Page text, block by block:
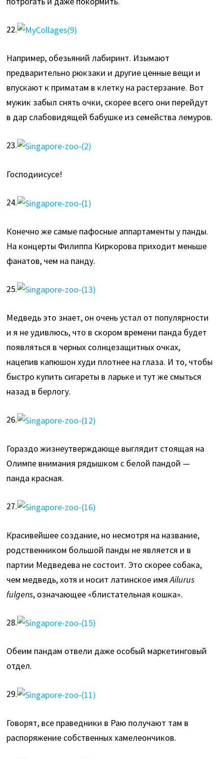
22.
Например, обезьяний лабиринт. Изымают
предварительно рюкзаки и другие ценные вещи и
впускают к приматам в клетку на растерзание. Вот
мужик забыл снять очки, скорее всего они перейдут
в дар слабовидящей бабушке из семейства лемуров.
23.
Господиисусе!
24.
Конечно же самые пафосные аппартаменты у панды.
На концерты Филиппа Киркорова приходит меньше
фанатов, чем на панду.
25.
Медведь это знает, он очень устал от популярности
и я не удивлюсь, что в скором времени панда будет
появляться в черных солнцезащитных очках,
нацепив капюшон худи плотнее на глаза. И то, чтобы
быстро купить сигареты в ларьке и тут же смыться
назад в берлогу.
26.
Гораздо жизнеутверждающе выглядит стоящая на
Олимпе внимания рядышком с белой пандой —
панда красная.
27.
Красивейшее создание, но несмотря на название,
родственником большой панды не является и в
партии Медведева не состоит. Это скорее собака,
чем медведь, хотя и носит латинское имяAilurus
fulgens, означающее «блистательная кошка».
28.
Обеим пандам отвели даже особый маркетинговый
отдел.
29.
Говорят, все праведники в Раю получают там в
распоряжение собственных хамелеончиков.